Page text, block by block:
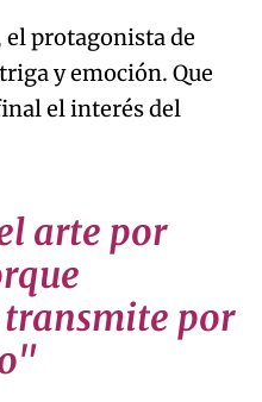
el protagonista de
y emoción. Que
el interés del
arte por
por